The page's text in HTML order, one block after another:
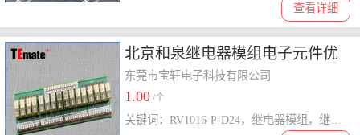
查看详细
北京和泉继电器模组电子元件优
惠促销
东莞市宝轩电子科技有限公司
1.00 /个